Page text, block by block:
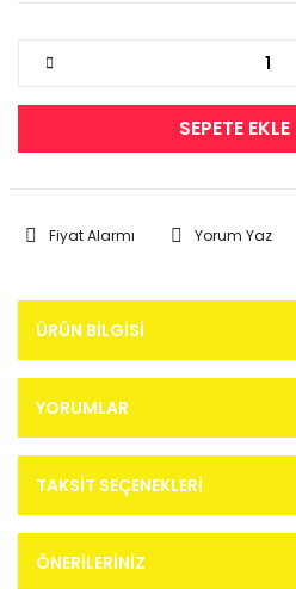
SEPETE EKLE
Fiyat Alarmı Yorum Yaz
ÜRÜN BILGISI
YORUMLAR
TAKSIT SEÇENEKLERI
ÖNERILERINIZ